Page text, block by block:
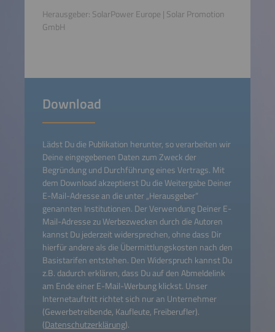
Herausgeber: SolarPower Europe | Solar Promotion
GmbH
Download
Lädst Du die Publikation herunter, so verarbeiten wir
Deine eingegebenen Daten zum Zweck der
Begründung und Durchführung eines Vertrags. Mit
dem Download akzeptierst Du die Weitergabe Deiner
E-Mail-Adresse an die unter „Herausgeber“
genannten Institutionen. Der Verwendung Deiner E-
Mail-Adresse zu Werbezwecken durch die Autoren
kannst Du jederzeit widersprechen, ohne dass Dir
hierfür andere als die Übermittlungskosten nach den
Basistarifen entstehen. Den Widerspruch kannst Du
z.B. dadurch erklären, dass Du auf den Abmeldelink
am Ende einer E-Mail-Werbung klickst. Unser
Internetauftritt richtet sich nur an Unternehmer
(Gewerbetreibende, Kaufleute, Freiberufler).
(Datenschutzerklärung).